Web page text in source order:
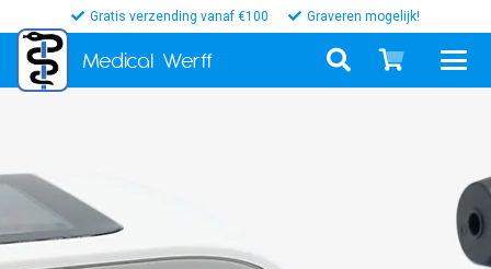
Gratis verzending vanaf €100 Graveren mogelijk!
Medical Werff